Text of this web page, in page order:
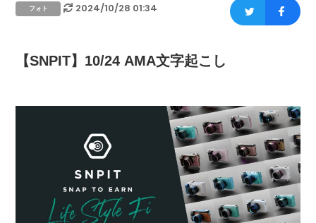
フォト 2024/10/28 01:34
【SNPIT】10/24 AMA文字起こし